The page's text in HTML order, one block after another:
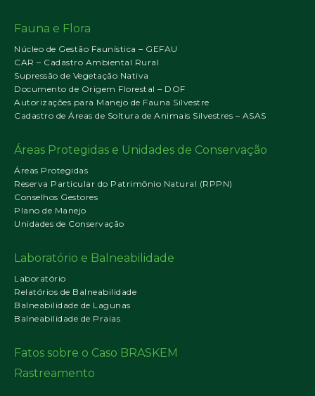
Fauna e Flora
Núcleo de Gestão Faunística – GEFAU
CAR – Cadastro Ambiental Rural
Supressão de Vegetação Nativa
Documento de Origem Florestal – DOF
Autorizações para Manejo de Fauna Silvestre
Cadastro de Áreas de Soltura de Animais Silvestres – ASAS
Áreas Protegidas e Unidades de Conservação
Áreas Protegidas
Reserva Particular do Patrimônio Natural (RPPN)
Conselhos Gestores
Plano de Manejo
Unidades de Conservação
Laboratório e Balneabilidade
Laboratório
Relatórios de Balneabilidade
Balneabilidade de Lagunas
Balneabilidade de Praias
Fatos sobre o Caso BRASKEM
Rastreamento